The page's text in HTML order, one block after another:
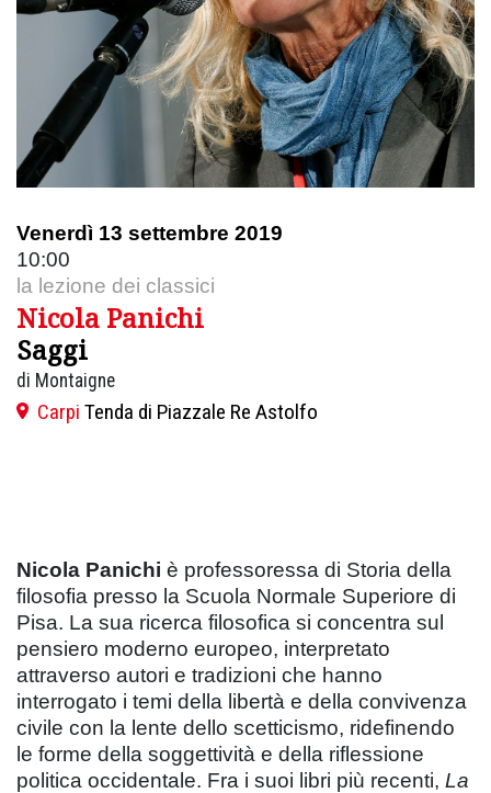
Venerdì 13 settembre 2019
10:00
la lezione dei classici
Nicola Panichi
Saggi
di Montaigne
Carpi Tenda di Piazzale Re Astolfo
Nicola Panichi è professoressa di Storia della
filosofia presso la Scuola Normale Superiore di
Pisa. La sua ricerca filosofica si concentra sul
pensiero moderno europeo, interpretato
attraverso autori e tradizioni che hanno
interrogato i temi della libertà e della convivenza
civile con la lente dello scetticismo, ridefinendo
le forme della soggettività e della riflessione
politica occidentale. Fra i suoi libri più recenti, La